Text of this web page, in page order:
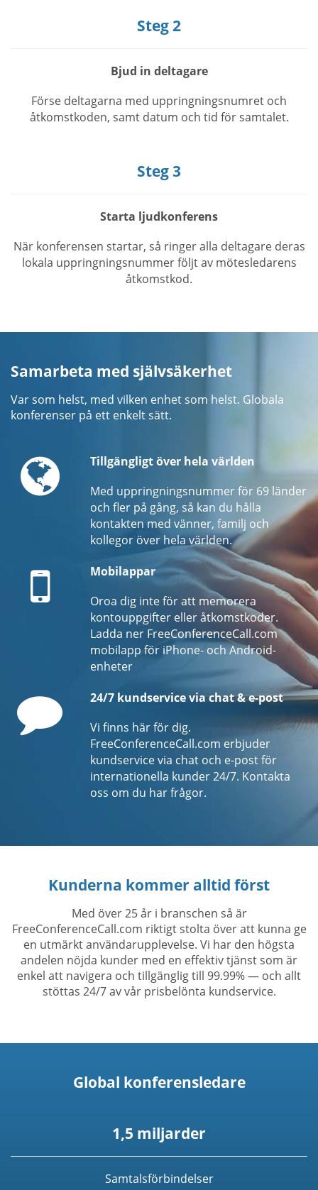
Steg 2
Bjud in deltagare
Förse deltagarna med uppringningsnumret och
åtkomstkoden, samt datum och tid för samtalet.
Steg 3
Starta ljudkonferens
När konferensen startar, så ringer alla deltagare deras
lokala uppringningsnummer följt av mötesledarens
åtkomstkod.
Samarbeta med självsäkerhet
Var som helst, med vilken enhet som helst. Globala
konferenser på ett enkelt sätt.
GlobeTillgängligt över hela världen
Med uppringningsnummer för 69 länder
och fler på gång, så kan du hålla
kontakten med vänner, familj och
kollegor över hela världen.
Mobile
Mobilappar
Oroa dig inte för att memorera
kontouppgifter eller åtkomstkoder.
Ladda ner FreeConferenceCall.com
mobilapp för iPhone- och Android-
enheter
Comment
24/7 kundservice via chat & e-post
Vi finns här för dig.
FreeConferenceCall.com erbjuder
kundservice via chat och e-post för
internationella kunder 24/7. Kontakta
oss om du har frågor.
Kunderna kommer alltid först
Med över 25 år i branschen så är
FreeConferenceCall.com riktigt stolta över att kunna ge
en utmärkt användarupplevelse. Vi har den högsta
andelen nöjda kunder med en effektiv tjänst som är
enkel att navigera och tillgänglig till 99.99% — och allt
stöttas 24/7 av vår prisbelönta kundservice.
Global konferensledare
1,5 miljarder
Samtalsförbindelser